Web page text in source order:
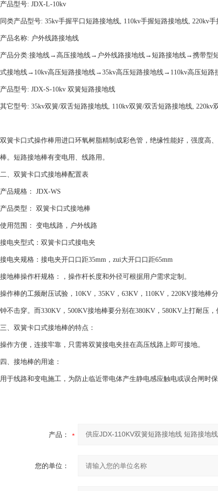
产品型号: JDX-L-10kv
同类产品型号: 35kv手握平口短路接地线, 110kv手握短路接地线, 220kv
产品名称: 户外线路接地线
产品分类:接地线→高压接地线→户外线路接地线→短路接地线→携带
式接地线→10kv高压短路接地线→35kv高压短路接地线→110kv高压短路
产品型号: JDX-S-10kv 双簧短路接地线
其它型号: 35kv双簧/双舌短路接地线, 110kv双簧/双舌短路接地线,
双簧卡口式操作棒用进口环氧树脂精制成彩色管，绝缘性能好，强度高
棒。短路接地棒有变电用、线路用。
二、双簧卡口式接地棒配置表
产品规格： JDX-WS
产品类型： 双簧卡口式接地棒
使用范围： 变电线路，户外线路
接电夹型式：双簧卡口式接电夹
接电夹规格：接电夹开口口距35mm，zui大开口口距65mm
接地棒操作杆规格：，操作杆长度和外径可根据用户需求定制。
操作棒的工频耐压试验，10KV，35KV，63KV，110KV，220KV接地
钟不击穿。而330KV，500KV接地棒要分别在380KV，580KV上打耐压
三、双簧卡口式接地棒的特点：
操作方便，连接牢靠，只需将双簧接电夹挂在高压线路上即可接地。
四、接地棒的用途：
用于线路和变电施工，为防止临近带电体产生静电感应触电或误合闸时
产品：
您的单位：